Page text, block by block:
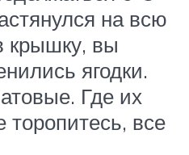
на всю
крышку, вы
ягодки.
Где их
торопитесь, все